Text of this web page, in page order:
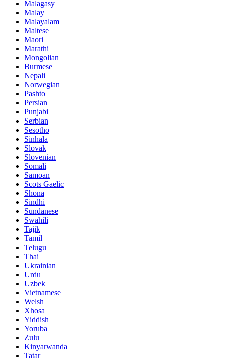
Malagasy
Malay
Malayalam
Maltese
Maori
Marathi
Mongolian
Burmese
Nepali
Norwegian
Pashto
Persian
Punjabi
Serbian
Sesotho
Sinhala
Slovak
Slovenian
Somali
Samoan
Scots Gaelic
Shona
Sindhi
Sundanese
Swahili
Tajik
Tamil
Telugu
Thai
Ukrainian
Urdu
Uzbek
Vietnamese
Welsh
Xhosa
Yiddish
Yoruba
Zulu
Kinyarwanda
Tatar